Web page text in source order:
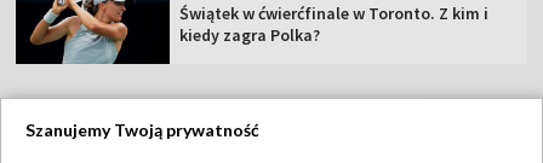
Świątek w ćwierćfinale w Toronto. Z kim i
kiedy zagra Polka?
Szanujemy Twoją prywatność